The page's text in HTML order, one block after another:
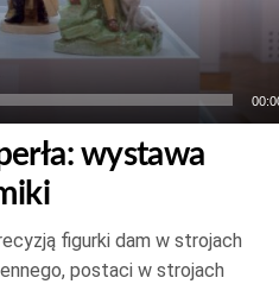
wystawa
figurki dam w strojach
postaci w strojach